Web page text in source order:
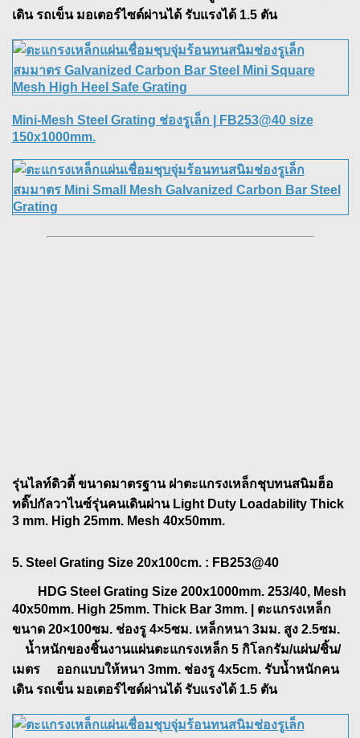
เดิน รถเข็น มอเตอร์ไซด์ผ่านได้ รับแรงได้ 1.5 ตัน
Mini-Mesh Steel Grating ช่องรูเล็ก
| FB253@40 size
150x1000mm.
รุ่นไลท์ดิวตี้ ขนาดมาตรฐาน ฝาตะแกรงเหล็กชุบทนสนิมฮ็อ
ทดิ๊ปกัลวาไนซ์รุ่นคนเดินผ่าน Light Duty Loadability Thick
3 mm. High 25mm. Mesh 40x50mm.
5. Steel Grating Size 20x100cm. : FB253@40
HDG Steel Grating Size 200x1000mm. 253/40, Mesh
40x50mm. High 25mm. Thick Bar 3mm. | ตะแกรงเหล็ก
ขนาด 20×100ซม. ช่องรู 4×5ซม. เหล็กหนา 3มม. สูง 2.5ซม.
น้ำหนักของชิ้นงานแผ่นตะแกรงเหล็ก 5 กิโลกรัม/แผ่น/ชิ้น/
เมตร ออกแบบให้หนา 3mm. ช่องรู 4x5cm. รับน้ำหนักคน
เดิน รถเข็น มอเตอร์ไซด์ผ่านได้ รับแรงได้ 1.5 ตัน